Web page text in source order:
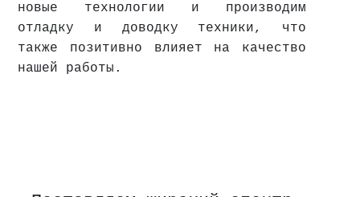
новые технологии и производим
отладку и доводку техники, что
также позитивно влияет на качество
нашей работы.